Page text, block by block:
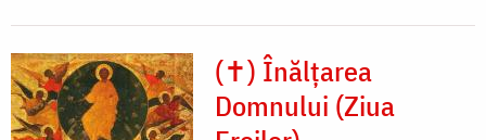
(✝) Înălțarea
Domnului (Ziua